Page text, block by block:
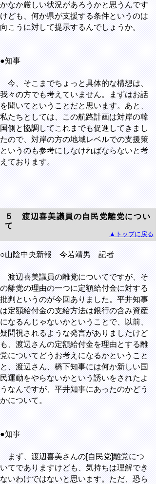
かなか厳しい状況があろうかと思うんです
けども、何か県が支援する条件というのは
向こうに対して提示するんでしょうか。
●知事
今、そこまでちょっと具体的な構想は、
我々の方でも考えていません。まずはお話
を聞いてということだと思います。あと、
私たちとしては、この航路計画は対岸の韓
国側と協調してこれまでも促進してきまし
たので、対岸の方の地域レベルでの支援策
というのも参考にしなければならないと考
えております。
５ 渡辺喜美議員の自民党離党につい
て
▲トップに戻る
○山陰中央新報 今若靖男 記者
渡辺喜美議員の離党についてですが、そ
の離党の理由の一つに定額給付金に対する
批判というのが今回ありました。平井知事
は定額給付金の支給方法は銀行の含み資産
になるんじゃないかということで、以前、
疑問視されるような発言がありましたけど
も、渡辺さんの定額給付金を理由とする離
党についてどうお考えになるかということ
と、渡辺さん、橋下知事には何か新しい国
民運動をやらないかという誘いをされたよ
うなんですが、平井知事にあったのかどう
かについて。
●知事
まず、渡辺喜美さんの[自民党]離党につ
いてでありますけども、気持ちは理解でき
ないわけではないと思います。ただ、恐ら